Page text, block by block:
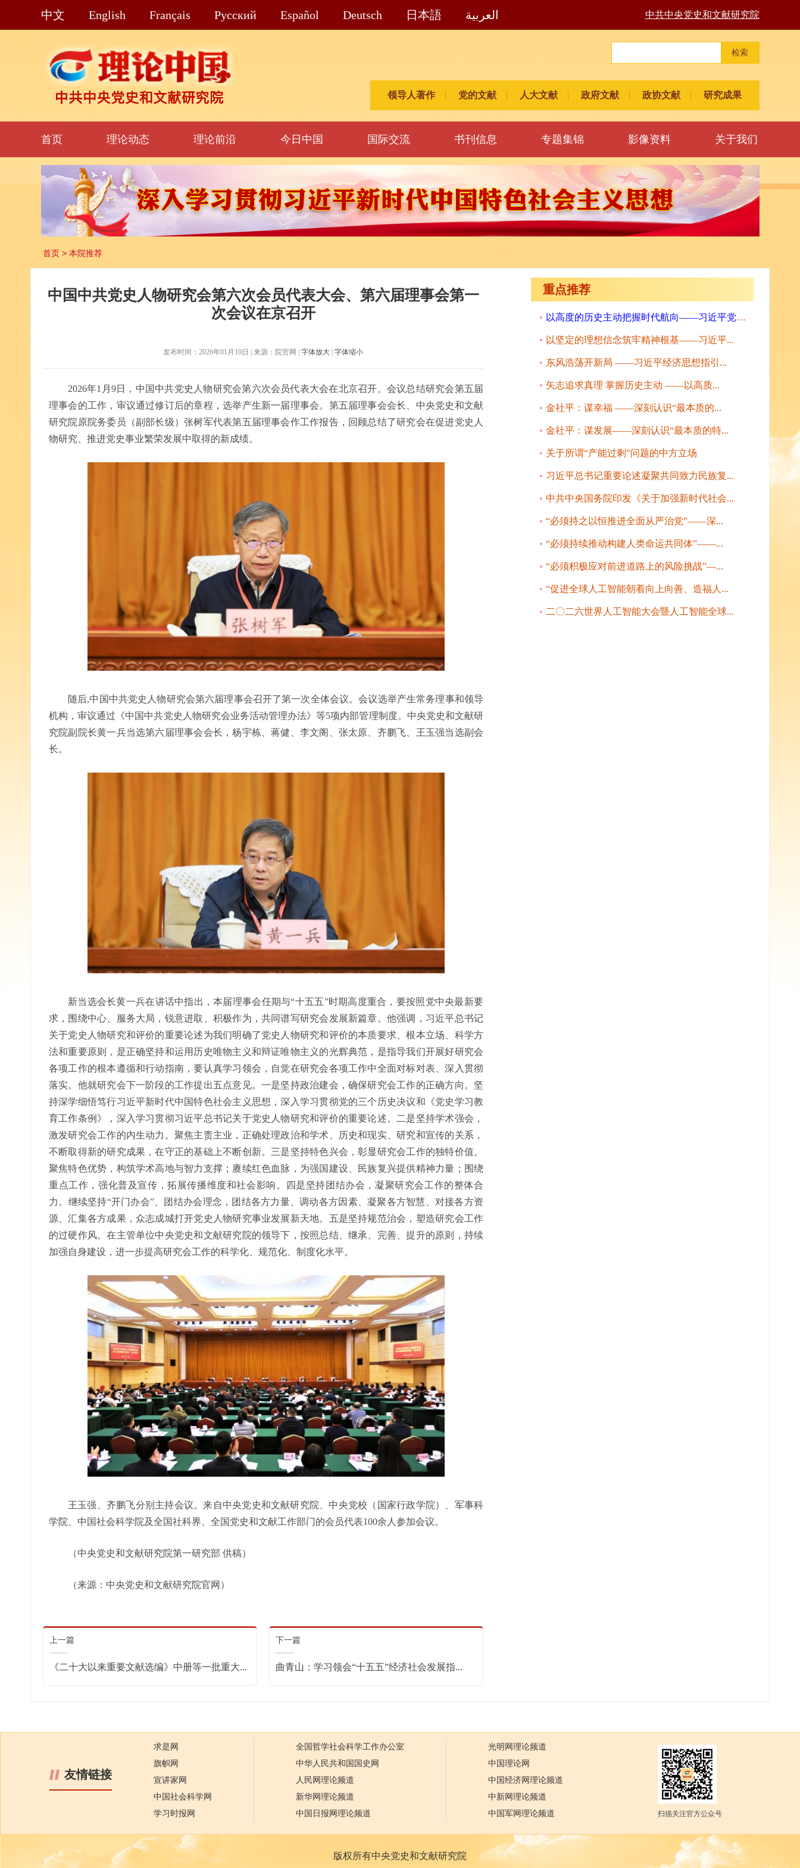
中文 English Français Pусский Español Deutsch 日本語 العربية 中共中央党史和文献研究院
检索
领导人著作 党的文献 人大文献 政府文献 政协文献 研究成果
首页 理论动态 理论前沿 今日中国 国际交流 书刊信息 专题集锦 影像资料 关于我们
首页 > 本院推荐
中国中共党史人物研究会第六次会员代表大会、第六届理事会第一
次会议在京召开
发布时间：2026年01月10日 | 来源：院官网 | 字体放大 字体缩小
2026年1月9日，中国中共党史人物研究会第六次会员代表大会在北京召开。会议总结研究会第五届
理事会的工作，审议通过修订后的章程，选举产生新一届理事会。第五届理事会会长、中央党史和文献
研究院原院务委员（副部长级）张树军代表第五届理事会作工作报告，回顾总结了研究会在促进党史人
物研究、推进党史事业繁荣发展中取得的新成绩。
随后,中国中共党史人物研究会第六届理事会召开了第一次全体会议。会议选举产生常务理事和领导
机构，审议通过《中国中共党史人物研究会业务活动管理办法》等5项内部管理制度。中央党史和文献研
究院副院长黄一兵当选第六届理事会会长，杨宇栋、蒋健、李文阁、张太原、齐鹏飞、王玉强当选副会
长。
新当选会长黄一兵在讲话中指出，本届理事会任期与“十五五”时期高度重合，要按照党中央最新要
求，围绕中心、服务大局，锐意进取、积极作为，共同谱写研究会发展新篇章。他强调，习近平总书记
关于党史人物研究和评价的重要论述为我们明确了党史人物研究和评价的本质要求、根本立场、科学方
法和重要原则，是正确坚持和运用历史唯物主义和辩证唯物主义的光辉典范，是指导我们开展好研究会
各项工作的根本遵循和行动指南，要认真学习领会，自觉在研究会各项工作中全面对标对表、深入贯彻
落实。他就研究会下一阶段的工作提出五点意见。一是坚持政治建会，确保研究会工作的正确方向。坚
持深学细悟笃行习近平新时代中国特色社会主义思想，深入学习贯彻党的三个历史决议和《党史学习教
育工作条例》，深入学习贯彻习近平总书记关于党史人物研究和评价的重要论述。二是坚持学术强会，
激发研究会工作的内生动力。聚焦主责主业，正确处理政治和学术、历史和现实、研究和宣传的关系，
不断取得新的研究成果，在守正的基础上不断创新。三是坚持特色兴会，彰显研究会工作的独特价值。
聚焦特色优势，构筑学术高地与智力支撑；赓续红色血脉，为强国建设、民族复兴提供精神力量；围绕
重点工作，强化普及宣传，拓展传播维度和社会影响。四是坚持团结办会，凝聚研究会工作的整体合
力。继续坚持“开门办会”、团结办会理念，团结各方力量、调动各方因素、凝聚各方智慧、对接各方资
源、汇集各方成果，众志成城打开党史人物研究事业发展新天地。五是坚持规范治会，塑造研究会工作
的过硬作风。在主管单位中央党史和文献研究院的领导下，按照总结、继承、完善、提升的原则，持续
加强自身建设，进一步提高研究会工作的科学化、规范化、制度化水平。
王玉强、齐鹏飞分别主持会议。来自中央党史和文献研究院、中央党校（国家行政学院）、军事科
学院、中国社会科学院及全国社科界、全国党史和文献工作部门的会员代表100余人参加会议。
（中央党史和文献研究院第一研究部 供稿）
（来源：中央党史和文献研究院官网）
上一篇
《二十大以来重要文献选编》中册等一批重大...
下一篇
曲青山：学习领会“十五五”经济社会发展指...
重点推荐
以高度的历史主动把握时代航向——习近平党建...
以坚定的理想信念筑牢精神根基——习近平...
东风浩荡开新局 ——习近平经济思想指引...
矢志追求真理 掌握历史主动 ——以高质...
金社平：谋幸福 ——深刻认识“最本质的...
金社平：谋发展——深刻认识“最本质的特...
关于所谓“产能过剩”问题的中方立场
习近平总书记重要论述凝聚共同致力民族复...
中共中央国务院印发《关于加强新时代社会...
“必须持之以恒推进全面从严治党”——深...
“必须持续推动构建人类命运共同体”——...
“必须积极应对前进道路上的风险挑战”—...
“促进全球人工智能朝着向上向善、造福人...
二〇二六世界人工智能大会暨人工智能全球...
友情链接
求是网
旗帜网
宣讲家网
中国社会科学网
学习时报网
全国哲学社会科学工作办公室
中华人民共和国国史网
人民网理论频道
新华网理论频道
中国日报网理论频道
光明网理论频道
中国理论网
中国经济网理论频道
中新网理论频道
中国军网理论频道
扫描关注官方公众号
版权所有中央党史和文献研究院